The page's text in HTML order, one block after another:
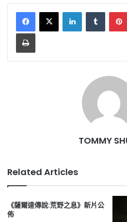
LinkedInTumblr
Print
TOMMY
Related Articles
《薩爾達傳說:荒野之息》新片公
佈